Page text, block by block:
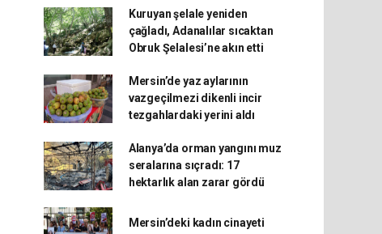
Kuruyan şelale yeniden
çağladı, Adanalılar sıcaktan
Obruk Şelalesi’ne akın etti
Mersin’de yaz aylarının
vazgeçilmezi dikenli incir
tezgahlardaki yerini aldı
Alanya’da orman yangını muz
seralarına sıçradı: 17
hektarlık alan zarar gördü
Mersin’deki kadın cinayeti